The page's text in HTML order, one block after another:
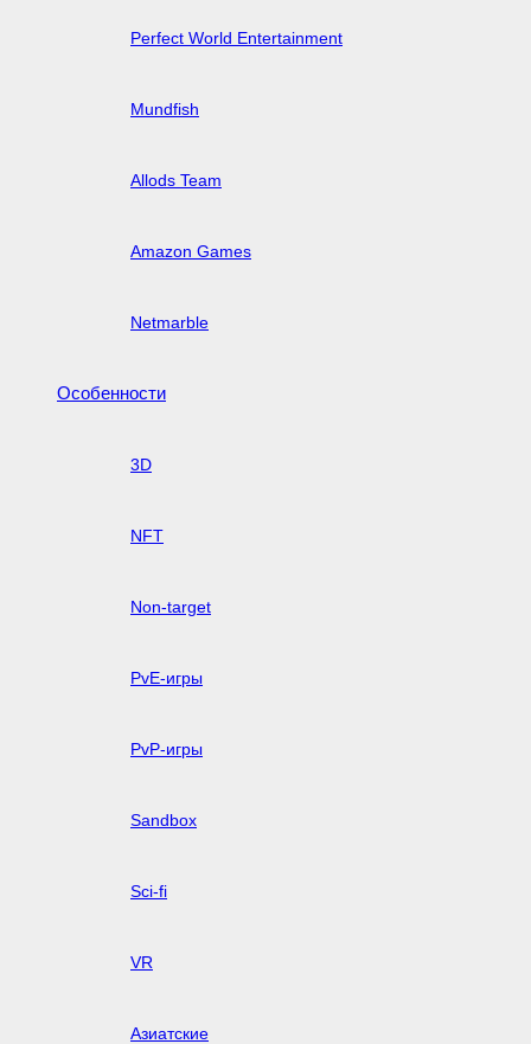
Perfect World Entertainment
Mundfish
Allods Team
Amazon Games
Netmarble
Особенности
3D
NFT
Non-target
PvE-игры
PvP-игры
Sandbox
Sci-fi
VR
Азиатские